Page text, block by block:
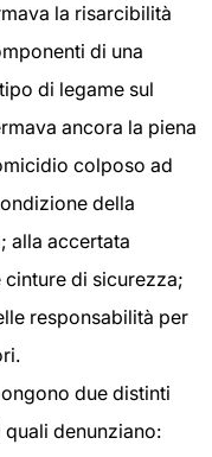
la risarcibilità
di una
di legame sul
ancora la piena
colposo ad
della
alla accertata
di sicurezza;
responsabilità per
due distinti
denunziano: